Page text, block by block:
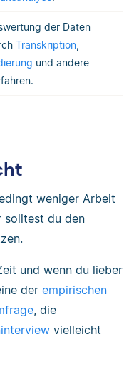
der Daten
Transkription
und andere
weniger Arbeit
solltest du den
und wenn du lieber
der empirischen
, die
vielleicht